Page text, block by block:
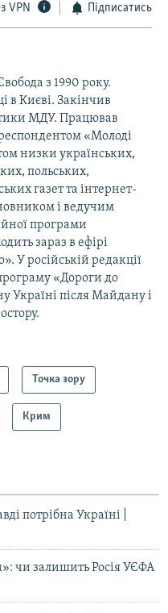
VPN Підписатись
з 1990 року.
в Києві. Закінчив
МДУ. Працював
«Молоді
низки українських,
польських,
газет та інтернет-
і ведучим
програми
зараз в ефірі
У російській редакції
«Дороги до
Україні після Майдану і
Точка зору
Крим
потрібна Україні |
чи залишить Росія УЄФА